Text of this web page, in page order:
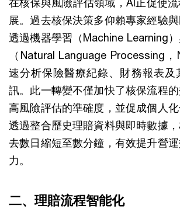
展。過去核保決策多仰賴專家經驗
透過機器學習（Machine Learning
（Natural Language Processing
速分析保險醫療紀錄、財務報表及
訊。此一轉變不僅加快了核保流程
高風險評估的準確度，並促成個人化
透過整合歷史理賠資料與即時數據
去數日縮短至數分鐘，有效提升營
力。
二、理賠流程智能化